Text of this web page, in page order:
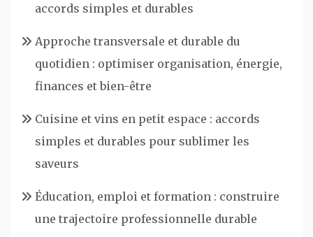
accords simples et durables
Approche transversale et durable du
quotidien : optimiser organisation, énergie,
finances et bien-être
Cuisine et vins en petit espace : accords
simples et durables pour sublimer les
saveurs
Éducation, emploi et formation : construire
une trajectoire professionnelle durable